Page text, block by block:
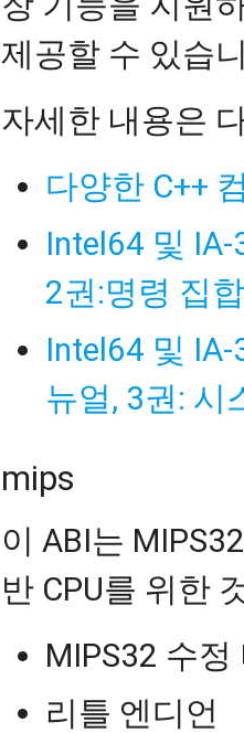
제공할 수 있습
자세한 내용은
다양한 C++
Intel64 및
2권:명령 집
Intel64 및
뉴얼, 3권: 시
mips
이 ABI는
반 CPU를 위한
MIPS32 수정
리틀 엔디언